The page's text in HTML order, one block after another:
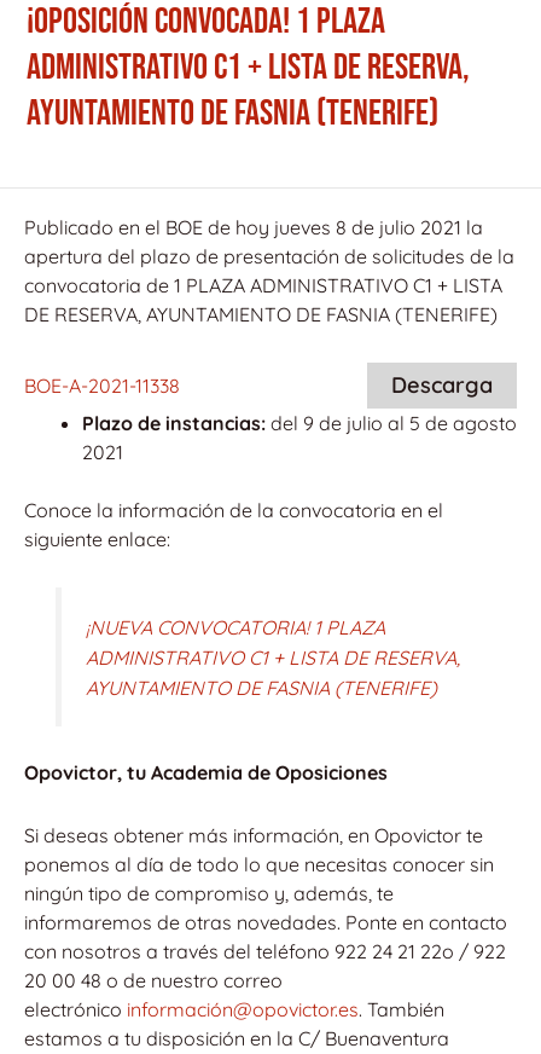
¡OPOSICIÓN CONVOCADA! 1 PLAZA
ADMINISTRATIVO C1 + LISTA DE RESERVA,
AYUNTAMIENTO DE FASNIA (TENERIFE)
Publicado en el BOE de hoy jueves 8 de julio 2021 la
apertura del plazo de presentación de solicitudes de la
convocatoria de 1 PLAZA ADMINISTRATIVO C1 + LISTA
DE RESERVA, AYUNTAMIENTO DE FASNIA (TENERIFE)
BOE-A-2021-11338 Descarga
Plazo de instancias: del 9 de julio al 5 de agosto
2021
Conoce la información de la convocatoria en el
siguiente enlace:
¡NUEVA CONVOCATORIA! 1 PLAZA
ADMINISTRATIVO C1 + LISTA DE RESERVA,
AYUNTAMIENTO DE FASNIA (TENERIFE)
Opovictor, tu Academia de Oposiciones
Si deseas obtener más información, en Opovictor te
ponemos al día de todo lo que necesitas conocer sin
ningún tipo de compromiso y, además, te
informaremos de otras novedades. Ponte en contacto
con nosotros a través del teléfono 922 24 21 22o / 922
20 00 48 o de nuestro correo
electrónico información@opovictor.es. También
estamos a tu disposición en la C/ Buenaventura